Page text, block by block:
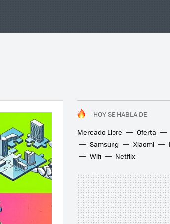
HOY SE HABLA DE
Mercado Libre
Oferta
Samsung
Xiaomi
Wifi
Netflix